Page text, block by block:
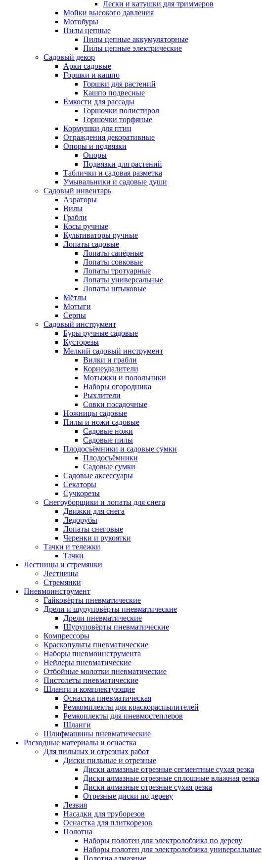
Лески и катушки для триммеров
Мойки высокого давления
Мотобуры
Пилы цепные
Пилы цепные аккумуляторные
Пилы цепные электрические
Садовый декор
Арки садовые
Горшки и кашпо
Горшки для растений
Кашпо подвесные
Ёмкости для рассады
Горшочки полистирол
Горшочки торфяные
Кормушки для птиц
Ограждения декоративные
Опоры и подвязки
Опоры
Подвязки для растений
Таблички и садовая разметка
Умывальники и садовые души
Садовый инвентарь
Аэраторы
Вилы
Грабли
Косы ручные
Культиваторы ручные
Лопаты садовые
Лопаты сапёрные
Лопаты совковые
Лопаты тротуарные
Лопаты универсальные
Лопаты штыковые
Мётлы
Мотыги
Серпы
Садовый инструмент
Буры ручные садовые
Кусторезы
Мелкий садовый инструмент
Вилки и грабли
Корнеудалители
Мотыжки и полольники
Наборы огородника
Рыхлители
Совки посадочные
Ножницы садовые
Пилы и ножи садовые
Садовые ножи
Садовые пилы
Плодосъёмники и садовые сумки
Плодосъёмники
Садовые сумки
Садовые аксессуары
Секаторы
Сучкорезы
Снегоуборщики и лопаты для снега
Движки для снега
Ледорубы
Лопаты снеговые
Черенки и рукоятки
Тачки и тележки
Тачки
Лестницы и стремянки
Лестницы
Стремянки
Пневмоинструмент
Гайковёрты пневматические
Дрели и шуруповёрты пневматические
Дрели пневматические
Шуруповёрты пневматические
Компрессоры
Краскопульты пневматические
Наборы пневмоинструмента
Нейлеры пневматические
Отбойные молотки пневматические
Пистолеты пневматические
Шланги и комплектующие
Оснастка пневматическая
Ремкомплекты для краскораспылителей
Ремкоплекты для пневмостеплеров
Шланги
Шлифмашины пневматические
Расходные материалы и оснастка
Для пильных и отрезных работ
Диски пильные и отрезные
Диски алмазные отрезные сегментные сухая резка
Диски алмазные отрезные сплошные влажная резка
Диски алмазные отрезные сухая резка
Отрезные диски по дереву
Лезвия
Насадки для труборезов
Оснастка для плиткорезов
Полотна
Наборы полотен для электролобзика по дереву
Наборы полотен для электролобзика универсальные
Полотна алмазные